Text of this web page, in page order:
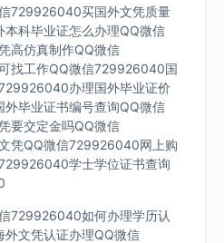
729926040买国外文凭质量
科毕业证怎么办理QQ微信
高仿真制作QQ微信
找工作QQ微信729926040国
办理国外毕业证价
毕业证书编号查询QQ微信
要交定金吗QQ微信
凭QQ微信729926040网上购
学士学位证书查询
729926040如何办理学历认
文凭认证办理QQ微信